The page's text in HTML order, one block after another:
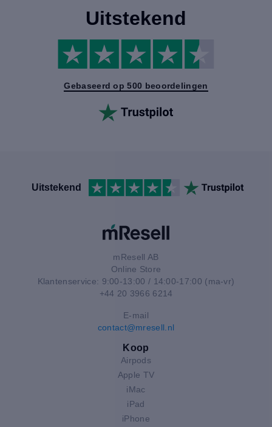
Uitstekend
Gebaseerd op 500 beoordelingen
Uitstekend
mResell AB
Online Store
Klantenservice: 9:00-13:00 / 14:00-17:00 (ma-vr)
+44 20 3966 6214
E-mail
contact@mresell.nl
Koop
Airpods
Apple TV
iMac
iPad
iPhone